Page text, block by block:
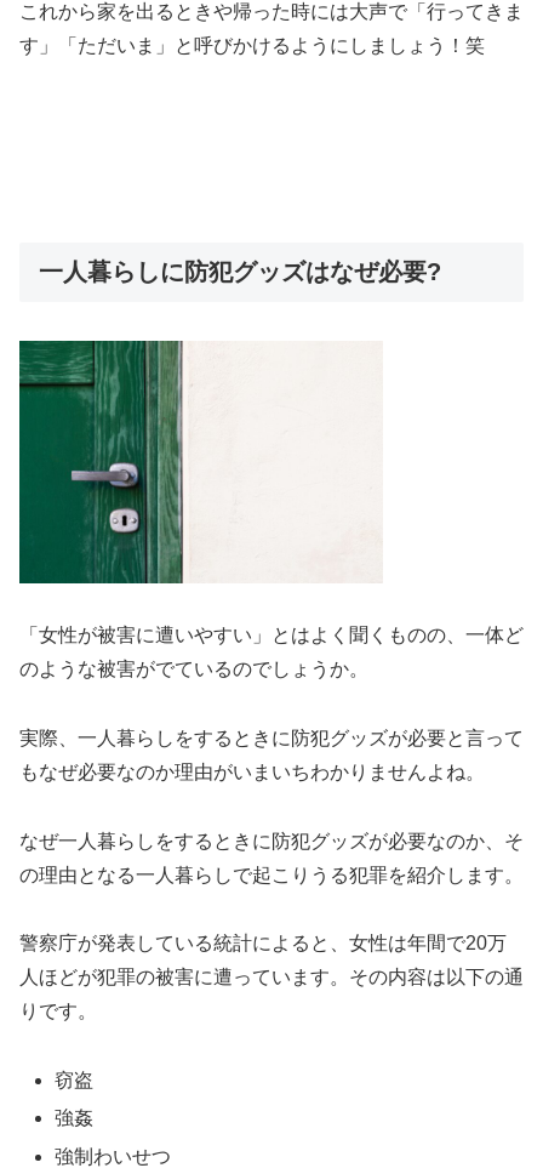
これから家を出るときや帰った時には大声で「行ってきま
す」「ただいま」と呼びかけるようにしましょう！笑
一人暮らしに防犯グッズはなぜ必要?
「女性が被害に遭いやすい」とはよく聞くものの、一体ど
のような被害がでているのでしょうか。
実際、一人暮らしをするときに防犯グッズが必要と言って
もなぜ必要なのか理由がいまいちわかりませんよね。
なぜ一人暮らしをするときに防犯グッズが必要なのか、そ
の理由となる一人暮らしで起こりうる犯罪を紹介します。
警察庁が発表している統計によると、女性は年間で20万
人ほどが犯罪の被害に遭っています。その内容は以下の通
りです。
窃盗
強姦
強制わいせつ